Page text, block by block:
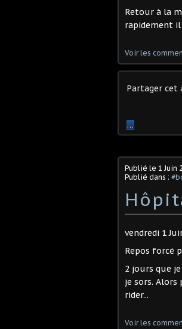
Retour à la
rapidement il
Voir les
Partager cet
…
Publié le 1 Juin
Publié dans :
vendredi 1
Repos forcé
2 jours que
je sors.
rider...
Voir les